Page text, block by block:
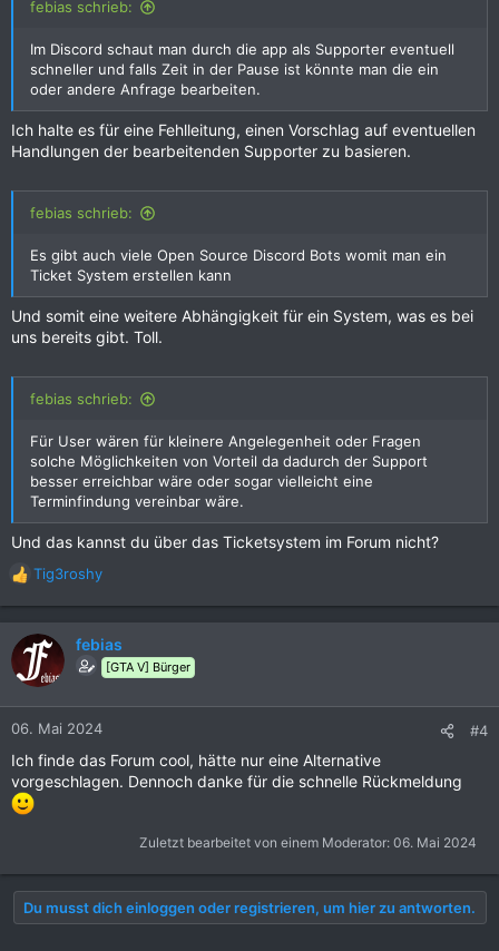
febias schrieb:
Im Discord schaut man durch die app als Supporter eventuell
schneller und falls Zeit in der Pause ist könnte man die ein
oder andere Anfrage bearbeiten.
Ich halte es für eine Fehlleitung, einen Vorschlag auf eventuellen
Handlungen der bearbeitenden Supporter zu basieren.
febias schrieb:
Es gibt auch viele Open Source Discord Bots womit man ein
Ticket System erstellen kann
Und somit eine weitere Abhängigkeit für ein System, was es bei
uns bereits gibt. Toll.
febias schrieb:
Für User wären für kleinere Angelegenheit oder Fragen
solche Möglichkeiten von Vorteil da dadurch der Support
besser erreichbar wäre oder sogar vielleicht eine
Terminfindung vereinbar wäre.
Und das kannst du über das Ticketsystem im Forum nicht?
R
e
a
k
t
n
n
:
Tig3roshy
febias
[GTA V] Bürger
06. Mai 2024 #4
Ich finde das Forum cool, hätte nur eine Alternative
vorgeschlagen. Dennoch danke für die schnelle Rückmeldung
Zuletzt bearbeitet von einem Moderator: 06. Mai 2024
Du musst dich einloggen oder registrieren, um hier zu antworten.